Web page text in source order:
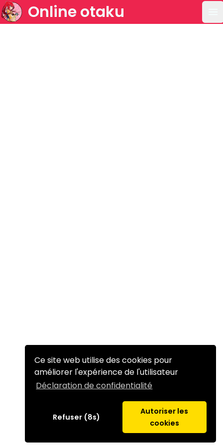
Ce site web utilise des cookies pour
améliorer l'expérience de l'utilisateur
Déclaration de confidentialité
Refuser (8s)
Autoriser les
cookies
Online otaku